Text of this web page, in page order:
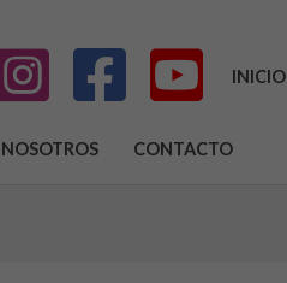
INICIO
NOSOTROS CONTACTO